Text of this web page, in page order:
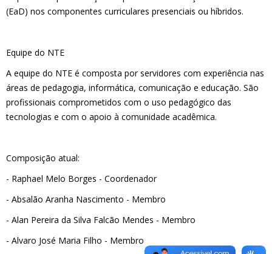
(EaD) nos componentes curriculares presenciais ou híbridos.
Equipe do NTE
A equipe do NTE é composta por servidores com experiência nas
áreas de pedagogia, informática, comunicação e educação. São
profissionais comprometidos com o uso pedagógico das
tecnologias e com o apoio à comunidade acadêmica.
Composição atual:
- Raphael Melo Borges - Coordenador
- Absalão Aranha Nascimento - Membro
- Alan Pereira da Silva Falcão Mendes - Membro
- Alvaro José Maria Filho - Membro